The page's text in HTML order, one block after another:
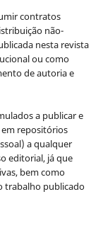
contratos
não-
nesta revista
ou como
de autoria e
a publicar e
repositórios
a qualquer
editorial, já que
bem como
trabalho publicado